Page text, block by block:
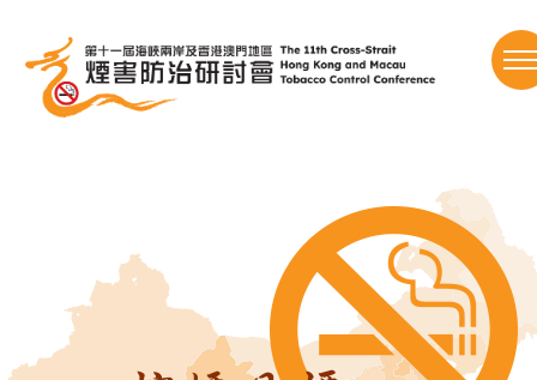
内
容